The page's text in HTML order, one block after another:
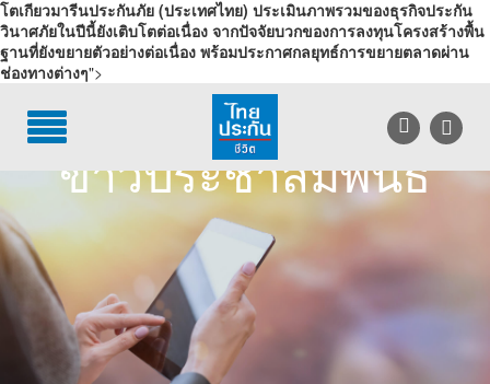
โตเกียวมารีนประกันภัย (ประเทศไทย) ประเมินภาพรวมของธุรกิจประกัน
วินาศภัยในปีนี้ยังเติบโตต่อเนื่อง จากปัจจัยบวกของการลงทุนโครงสร้างพื้น
ฐานที่ยังขยายตัวอย่างต่อเนื่อง พร้อมประกาศกลยุทธ์การขยายตลาดผ่าน
ช่องทางต่างๆ">
บริการลูกค้า
บริการตัวแทน
รู้จักไทยประกันชีวิต
นักลงทุนสัมพันธ์
เพื่อสังคมไทย
ข่าวประชาสัมพันธ์